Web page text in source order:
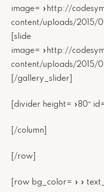
image= »http://
content/uploads/2015/
[slide
image= »http://
content/uploads/2015/
[/gallery_slider]
[divider height= »80″
[/column]
[/row]
[row bg_color= » »